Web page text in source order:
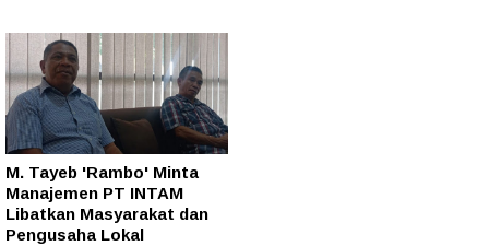
M. Tayeb 'Rambo' Minta
Manajemen PT INTAM
Libatkan Masyarakat dan
Pengusaha Lokal